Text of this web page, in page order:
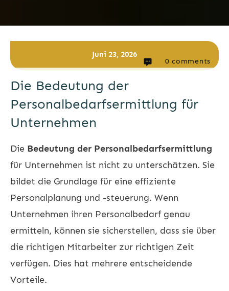
Juni 23, 2026
0 comments
Die Bedeutung der
Personalbedarfsermittlung für
Unternehmen
Die Bedeutung der Personalbedarfsermittlung
für Unternehmen ist nicht zu unterschätzen. Sie
bildet die Grundlage für eine effiziente
Personalplanung und -steuerung. Wenn
Unternehmen ihren Personalbedarf genau
ermitteln, können sie sicherstellen, dass sie über
die richtigen Mitarbeiter zur richtigen Zeit
verfügen. Dies hat mehrere entscheidende
Vorteile.